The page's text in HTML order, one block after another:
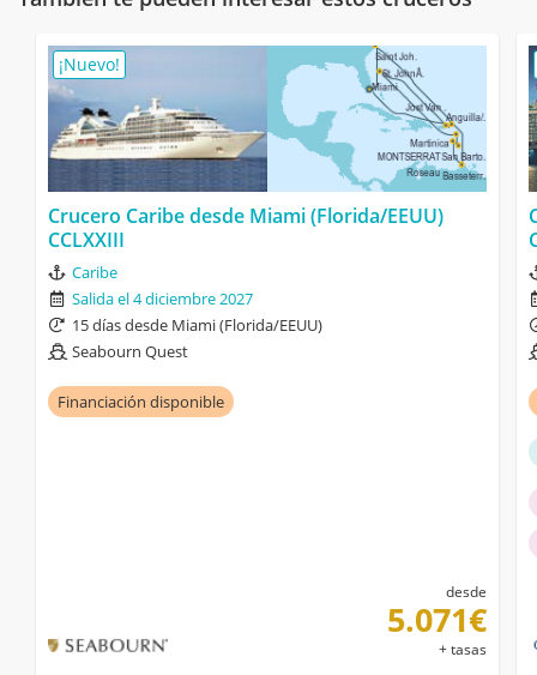
¡Nuevo!
Crucero Caribe desde Miami (Florida/EEUU)
CCLXXIII
Caribe
Salida el 4 diciembre 2027
15 días desde Miami (Florida/EEUU)
Seabourn Quest
Financiación disponible
desde
5.071€
+ tasas